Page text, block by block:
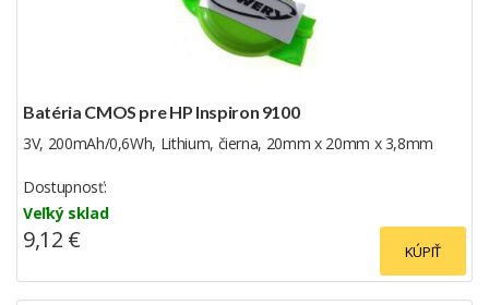
Batéria CMOS pre HP Inspiron 9100
3V, 200mAh/0,6Wh, Lithium, čierna, 20mm x 20mm x 3,8mm
Dostupnosť:
Veľký sklad
KÚPIŤ
9,12 €